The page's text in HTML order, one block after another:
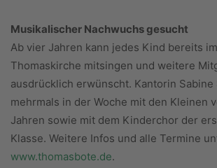
Musikalischer Nachwuchs gesucht
Ab vier Jahren kann jedes Kind bereits
Thomaskirche mitsingen und weitere
ausdrücklich erwünscht. Kantorin
mehrmals in der Woche mit den Kleinen
Jahren sowie mit dem Kinderchor der
Klasse. Weitere Infos und alle Termine
www.thomasbote.de.